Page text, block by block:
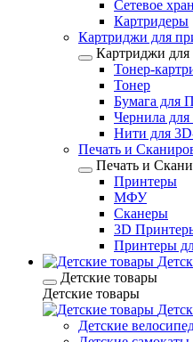
Сетевое
Картридеры
Картриджи для
Картриджи для
Тонер-
Тонер
Бумага для
Чернила для
Нити для
Печать и
Печать и
Принтеры
МФУ
Сканеры
3D
Принтеры
Детские товары
Детские товары
Детские